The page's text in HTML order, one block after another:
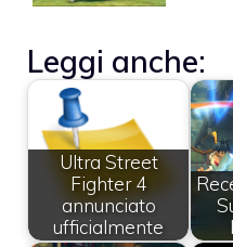
Leggi anche:
Ultra Street
Fighter 4
annunciato
ufficialmente